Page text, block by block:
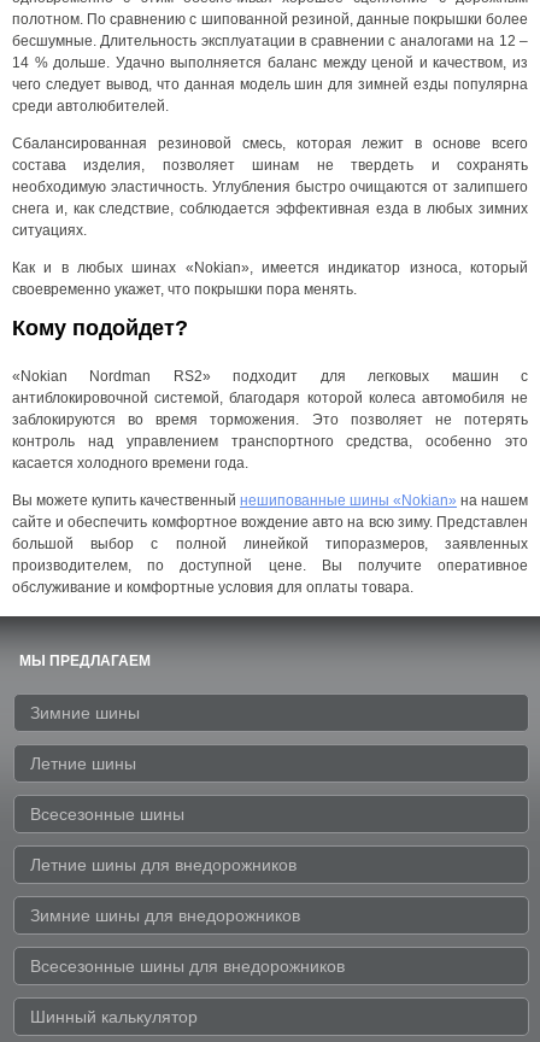
полотном. По сравнению с шипованной резиной, данные покрышки более
бесшумные. Длительность эксплуатации в сравнении с аналогами на 12 –
14 % дольше. Удачно выполняется баланс между ценой и качеством, из
чего следует вывод, что данная модель шин для зимней езды популярна
среди автолюбителей.
Сбалансированная резиновой смесь, которая лежит в основе всего
состава изделия, позволяет шинам не твердеть и сохранять
необходимую эластичность. Углубления быстро очищаются от залипшего
снега и, как следствие, соблюдается эффективная езда в любых зимних
ситуациях.
Как и в любых шинах «Nokian», имеется индикатор износа, который
своевременно укажет, что покрышки пора менять.
Кому подойдет?
«Nokian Nordman RS2» подходит для легковых машин с
антиблокировочной системой, благодаря которой колеса автомобиля не
заблокируются во время торможения. Это позволяет не потерять
контроль над управлением транспортного средства, особенно это
касается холодного времени года.
Вы можете купить качественный нешипованные шины «Nokian» на нашем
сайте и обеспечить комфортное вождение авто на всю зиму. Представлен
большой выбор с полной линейкой типоразмеров, заявленных
производителем, по доступной цене. Вы получите оперативное
обслуживание и комфортные условия для оплаты товара.
МЫ ПРЕДЛАГАЕМ
Зимние шины
Летние шины
Всесезонные шины
Летние шины для внедорожников
Зимние шины для внедорожников
Всесезонные шины для внедорожников
Шинный калькулятор